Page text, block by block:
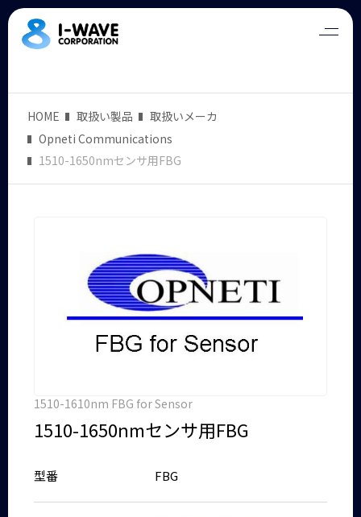
HOME 取扱い製品
取扱いメーカ
Opneti Communications
1510-1650nmセンサ用FBG
1510-1610nm FBG for Sensor
1510-1650nmセンサ用FBG
型番 FBG